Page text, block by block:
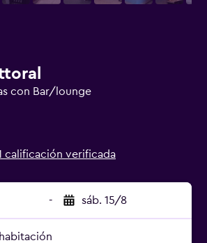
con Bar/lounge
calificación verificada
- sáb. 15/8